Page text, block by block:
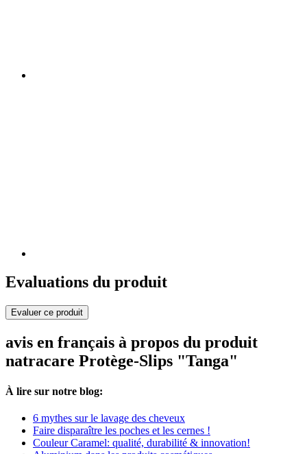
Evaluations du produit
Evaluer ce produit
avis en français à propos du produit
natracare Protège-Slips "Tanga"
À lire sur notre blog:
6 mythes sur le lavage des cheveux
Faire disparaître les poches et les cernes !
Couleur Caramel: qualité, durabilité & innovation!